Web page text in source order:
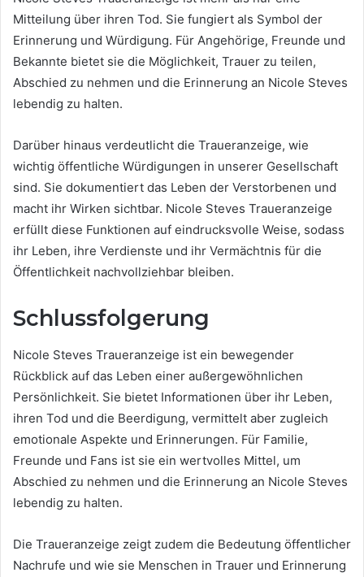
Mitteilung über ihren Tod. Sie fungiert als Symbol der
Erinnerung und Würdigung. Für Angehörige, Freunde und
Bekannte bietet sie die Möglichkeit, Trauer zu teilen,
Abschied zu nehmen und die Erinnerung an Nicole Steves
lebendig zu halten.
Darüber hinaus verdeutlicht die Traueranzeige, wie
wichtig öffentliche Würdigungen in unserer Gesellschaft
sind. Sie dokumentiert das Leben der Verstorbenen und
macht ihr Wirken sichtbar. Nicole Steves Traueranzeige
erfüllt diese Funktionen auf eindrucksvolle Weise, sodass
ihr Leben, ihre Verdienste und ihr Vermächtnis für die
Öffentlichkeit nachvollziehbar bleiben.
Schlussfolgerung
Nicole Steves Traueranzeige ist ein bewegender
Rückblick auf das Leben einer außergewöhnlichen
Persönlichkeit. Sie bietet Informationen über ihr Leben,
ihren Tod und die Beerdigung, vermittelt aber zugleich
emotionale Aspekte und Erinnerungen. Für Familie,
Freunde und Fans ist sie ein wertvolles Mittel, um
Abschied zu nehmen und die Erinnerung an Nicole Steves
lebendig zu halten.
Die Traueranzeige zeigt zudem die Bedeutung öffentlicher
Nachrufe und wie sie Menschen in Trauer und Erinnerung